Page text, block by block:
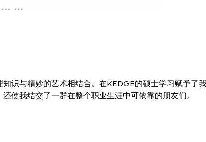
识与精妙的艺术相结合。在KEDGE的硕士学习赋予了
使我结交了一群在整个职业生涯中可依靠的朋友们。